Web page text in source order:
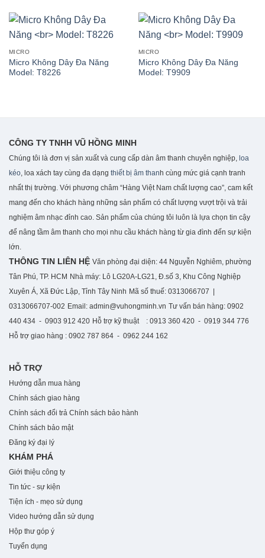
MICRO
Micro Không Dây Đa Năng
Model: T8226
MICRO
Micro Không Dây Đa Năng
Model: T9909
CÔNG TY TNHH VŨ HỒNG MINH
Chúng tôi là đơn vị sản xuất và cung cấp dàn âm thanh chuyên nghiệp, loa
kéo , loa xách tay cùng đa dạng thiết bị âm thanh cùng mức giá cạnh tranh
nhất thị trường. Với phương châm “Hàng Việt Nam chất lượng cao”, cam kết
mang đến cho khách hàng những sản phẩm có chất lượng vượt trội và trải
nghiệm âm nhạc đỉnh cao. Sản phẩm của chúng tôi luôn là lựa chọn tin cậy
để nâng tầm âm thanh cho mọi nhu cầu khách hàng từ gia đình đến sự kiện
lớn.
THÔNG TIN LIÊN HỆ Văn phòng đại diện: 44 Nguyễn Nghiêm, phường
Tân Phú, TP. HCM Nhà máy: Lô LG20A-LG21, Đ.số 3, Khu Công Nghiệp
Xuyên Á, Xã Đức Lập, Tỉnh Tây Ninh Mã số thuế: 0313066707 |
0313066707-002 Email: admin@vuhongminh.vn Tư vấn bán hàng: 0902
440 434 - 0903 912 420 Hỗ trợ kỹ thuật : 0913 360 420 - 0919 344 776
Hỗ trợ giao hàng : 0902 787 864 - 0962 244 162
HỖ TRỢ
Hướng dẫn mua hàng
Chính sách giao hàng
Chính sách đổi trả Chính sách bảo hành
Chính sách bảo mật
Đăng ký đại lý
KHÁM PHÁ
Giới thiệu công ty
Tin tức - sự kiện
Tiện ích - mẹo sử dụng
Video hướng dẫn sử dụng
Hộp thư góp ý
Tuyển dụng